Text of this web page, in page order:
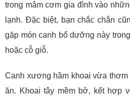
trong mâm cơm gia đình vào
lạnh. Đặc biệt, bạn chắc chắn
gặp món canh bổ dưỡng này
hoặc cỗ giỗ.
Canh xương hầm khoai vừa
ăn. Khoai tây mềm bở, kết hợp